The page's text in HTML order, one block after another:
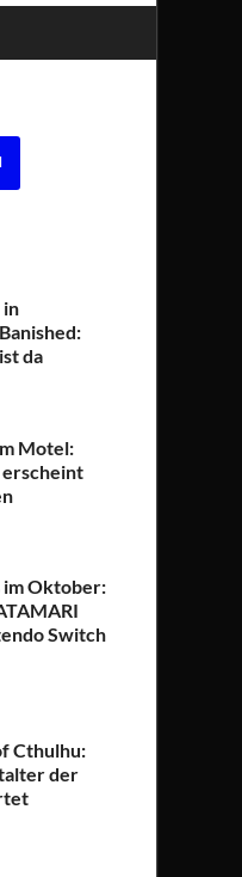
in
da
Motel:
im Oktober:
Switch
Cthulhu:
der